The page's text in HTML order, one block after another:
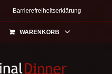
Barrierefreiheitserklärung
WARENKORB